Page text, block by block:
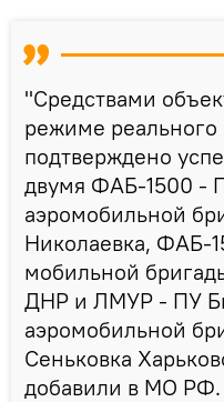
"Средствами
режиме
подтверждено
двумя ФАБ-1500 -
аэромобильной
Николаевка, ФАБ-
мобильной
ДНР и ЛМУР - ПУ
аэромобильной
Сеньковка
добавили в МО РФ.​